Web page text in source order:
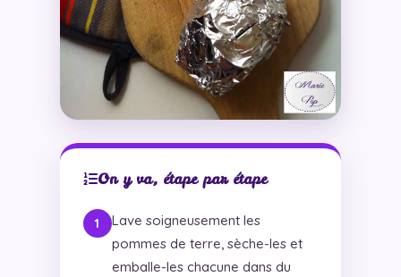
On y va, étape par étape
Lave soigneusement les
pommes de terre, sèche-les et
emballe-les chacune dans du